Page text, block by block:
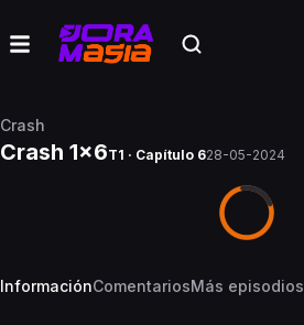
Crash
Crash 1x6T1 · Capítulo 628-05-2024
InformaciónComentariosMás episodios